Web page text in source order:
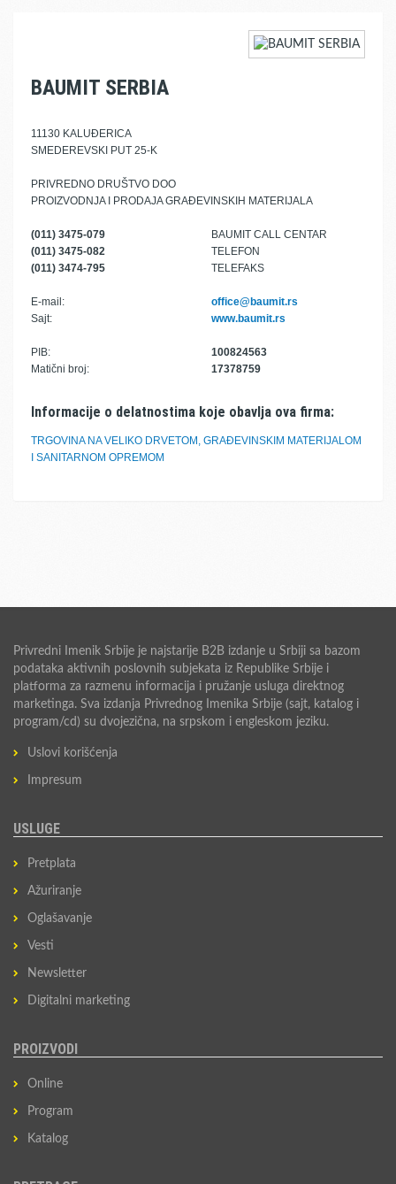
BAUMIT SERBIA
11130 KALUĐERICA
SMEDEREVSKI PUT 25-K
PRIVREDNO DRUŠTVO DOO
PROIZVODNJA I PRODAJA GRAĐEVINSKIH MATERIJALA
(011) 3475-079
BAUMIT CALL CENTAR
(011) 3475-082
TELEFON
(011) 3474-795
TELEFAKS
E-mail:
office@baumit.rs
Sajt:
www.baumit.rs
PIB:
100824563
Matični broj:
17378759
Informacije o delatnostima koje obavlja ova firma:
TRGOVINA NA VELIKO DRVETOM, GRAĐEVINSKIM MATERIJALOM
I SANITARNOM OPREMOM
Privredni Imenik Srbije je najstarije B2B izdanje u Srbiji sa bazom
podataka aktivnih poslovnih subjekata iz Republike Srbije i
platforma za razmenu informacija i pružanje usluga direktnog
marketinga. Sva izdanja Privrednog Imenika Srbije (sajt, katalog i
program/cd) su dvojezična, na srpskom i engleskom jeziku.
Uslovi korišćenja
Impresum
USLUGE
Pretplata
Ažuriranje
Oglašavanje
Vesti
Newsletter
Digitalni marketing
PROIZVODI
Online
Program
Katalog